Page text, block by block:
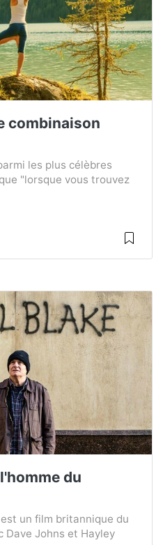
combinaison
les plus célèbres
"lorsque vous trouvez
du
un film britannique du
Dave Johns et Hayley